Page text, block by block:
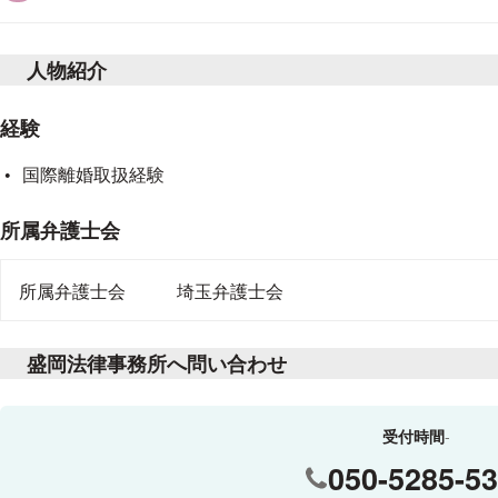
人物紹介
経験
国際離婚取扱経験
所属弁護士会
所属弁護士会 埼玉弁護士会
盛岡法律事務所へ問い合わせ
受付時間
050-5285-